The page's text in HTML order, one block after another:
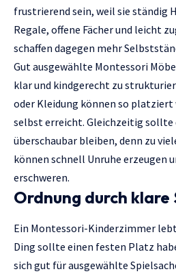
frustrierend sein, weil sie ständig
Regale, offene Fächer und leicht
schaffen dagegen mehr
Gut ausgewählte Montessori
klar und kindgerecht zu
oder Kleidung können so platziert
selbst erreicht. Gleichzeitig sollte
überschaubar bleiben, denn zu
können schnell Unruhe erzeugen
erschweren.
Ordnung durch
Ein Montessori-Kinderzimmer
Ding sollte einen festen Platz
sich gut für ausgewählte